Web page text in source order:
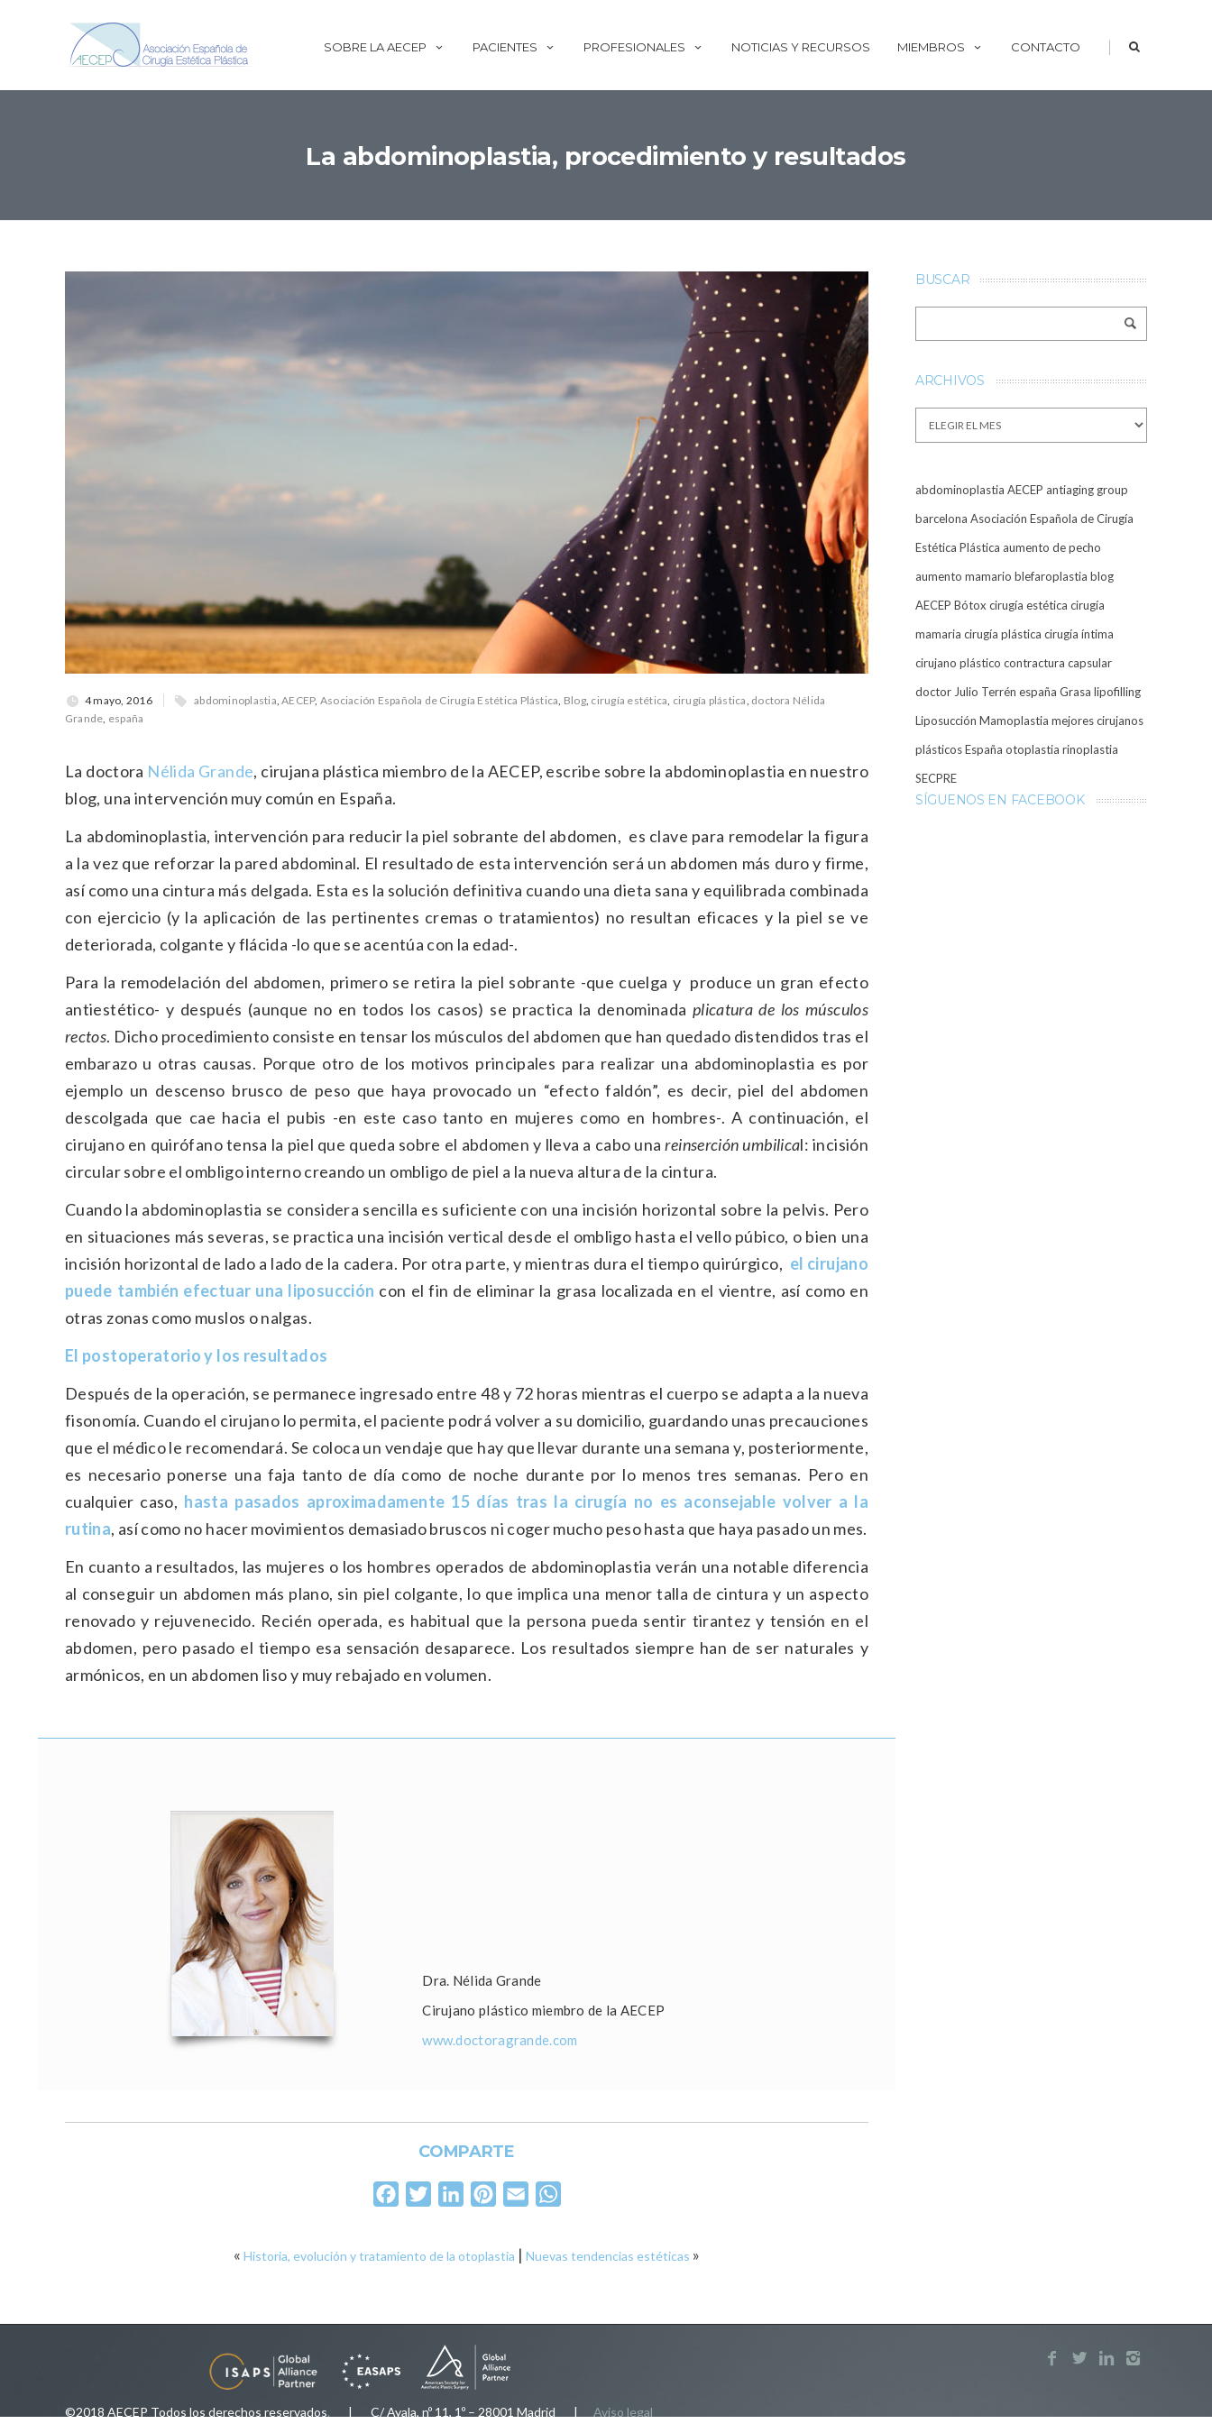
SOBRE LA AECEP PACIENTES PROFESIONALES NOTICIAS Y RECURSOS MIEMBROS CONTACTO |
La abdominoplastia, procedimiento y resultados
4 mayo, 2016 abdominoplastia ,AECEP, Asociación Española de Cirugía Estética Plástica Blog, cirugía estética cirugía plástica doctora Nélida
Grande españa
La doctora Nélida Grande, cirujana plástica miembro de la AECEP, escribe sobre la abdominoplastia en nuestro
blog, una intervención muy común en España.
La abdominoplastia, intervención para reducir la piel sobrante del abdomen, es clave para remodelar la figura
a la vez que reforzar la pared abdominal. El resultado de esta intervención será un abdomen más duro y firme,
así como una cintura más delgada. Esta es la solución definitiva cuando una dieta sana y equilibrada combinada
con ejercicio (y la aplicación de las pertinentes cremas o tratamientos) no resultan eficaces y la piel se ve
deteriorada, colgante y flácida -lo que se acentúa con la edad-.
Para la remodelación del abdomen, primero se retira la piel sobrante -que cuelga y produce un gran efecto
antiestético- y después (aunque no en todos los casos) se practica la denominada plicatura de los músculos
rectos. Dicho procedimiento consiste en tensar los músculos del abdomen que han quedado distendidos tras el
embarazo u otras causas. Porque otro de los motivos principales para realizar una abdominoplastia es por
ejemplo un descenso brusco de peso que haya provocado un “efecto faldón”, es decir, piel del abdomen
descolgada que cae hacia el pubis -en este caso tanto en mujeres como en hombres-. A continuación, el
cirujano en quirófano tensa la piel que queda sobre el abdomen y lleva a cabo unareinserción umbilical: incisión
circular sobre el ombligo interno creando un ombligo de piel a la nueva altura de la cintura.
Cuando la abdominoplastia se considera sencilla es suficiente con una incisión horizontal sobre la pelvis. Pero
en situaciones más severas, se practica una incisión vertical desde el ombligo hasta el vello púbico, o bien una
incisión horizontal de lado a lado de la cadera. Por otra parte, y mientras dura el tiempo quirúrgico, el cirujano
puede también efectuar una liposucción con el fin de eliminar la grasa localizada en el vientre, así como en
otras zonas como muslos o nalgas.
El postoperatorio y los resultados
Después de la operación, se permanece ingresado entre 48 y 72 horas mientras el cuerpo se adapta a la nueva
fisonomía. Cuando el cirujano lo permita, el paciente podrá volver a su domicilio, guardando unas precauciones
que el médico le recomendará. Se coloca un vendaje que hay que llevar durante una semana y, posteriormente,
es necesario ponerse una faja tanto de día como de noche durante por lo menos tres semanas. Pero en
cualquier caso, hasta pasados aproximadamente 15 días tras la cirugía no es aconsejable volver a la
rutina, así como no hacer movimientos demasiado bruscos ni coger mucho peso hasta que haya pasado un mes.
En cuanto a resultados, las mujeres o los hombres operados de abdominoplastia verán una notable diferencia
al conseguir un abdomen más plano, sin piel colgante, lo que implica una menor talla de cintura y un aspecto
renovado y rejuvenecido. Recién operada, es habitual que la persona pueda sentir tirantez y tensión en el
abdomen, pero pasado el tiempo esa sensación desaparece. Los resultados siempre han de ser naturales y
armónicos, en un abdomen liso y muy rebajado en volumen.
Dra. Nélida Grande
Cirujano plástico miembro de la AECEP
www.doctoragrande.com
COMPARTE
FacebookTwitterLinkedInPinterest
Email
« Historia, evolución y tratamiento de la otoplastia | Nuevas tendencias estéticas »
BUSCAR
ARCHIVOS
Archivos
abdominoplastia AECEP antiaging group
barcelona Asociación Española de Cirugía
Estética Plástica aumento de pecho
aumento mamario blefaroplastia blog
AECEP Bótox cirugía estética cirugía
mamaria cirugía plástica cirugía íntima
cirujano plástico contractura capsular
doctor Julio Terrén españa Grasa lipofilling
Liposucción Mamoplastia mejores cirujanos
plásticos España otoplastia rinoplastia
SECPRE
SÍGUENOS EN FACEBOOK
©2018 AECEP Todos los derechos reservados. | C/ Ayala, nº 11, 1º – 28001 Madrid | Aviso legal